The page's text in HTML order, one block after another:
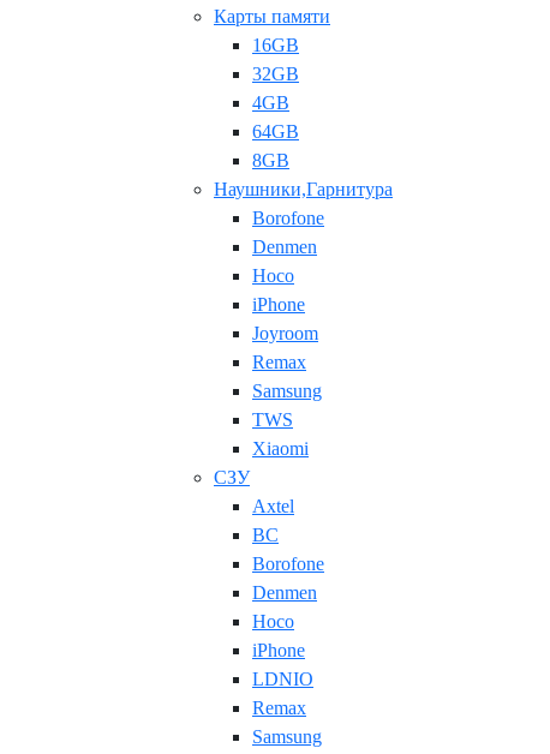
Карты памяти
16GB
32GB
4GB
64GB
8GB
Наушники,Гарнитура
Borofone
Denmen
Hoco
iPhone
Joyroom
Remax
Samsung
TWS
Xiaomi
СЗУ
Axtel
BC
Borofone
Denmen
Hoco
iPhone
LDNIO
Remax
Samsung